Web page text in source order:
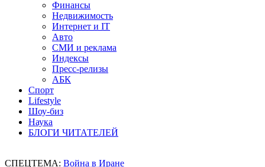
Финансы
Недвижимость
Интернет и IT
Авто
СМИ и реклама
Индексы
Пресс-релизы
АБК
Спорт
Lifestyle
Шоу-биз
Наука
БЛОГИ ЧИТАТЕЛЕЙ
СПЕЦТЕМА: Война в Иране